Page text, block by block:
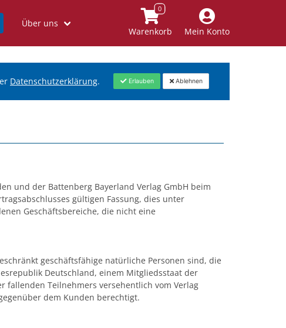
Über uns
Warenkorb Mein Konto
Datenschutzerklärung. Erlauben Ablehnen
und der Battenberg Bayerland Verlag GmbH beim
gültigen Fassung, dies unter
Geschäftsbereiche, die nicht eine
geschäftsfähige natürliche Personen sind, die
Deutschland, einem Mitgliedsstaat der
fallenden Teilnehmers versehentlich vom Verlag
dem Kunden berechtigt.